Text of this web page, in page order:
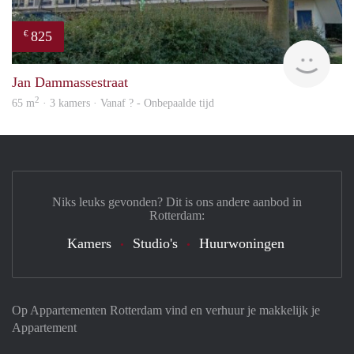
€ 825
Jan Dammassestraat
65 m2 · 3 kamers · Vanaf ? - Onbepaalde tijd
Op Appartementen Rotterdam vind en verhuur je makkelijk je
Appartement
Niks leuks gevonden? Dit is ons andere aanbod in
Rotterdam:
Kamers Studio's Huurwoningen